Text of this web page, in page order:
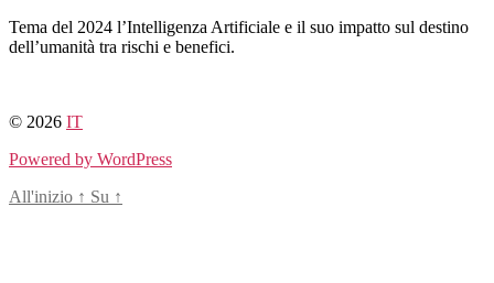
Tema del 2024 l’Intelligenza Artificiale e il suo impatto sul destino
dell’umanità tra rischi e benefici.
© 2026 IT
Powered by WordPress
All'inizio ↑ Su ↑